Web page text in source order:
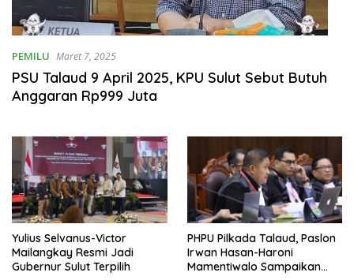
PEMILU Maret 7, 2025
PSU Talaud 9 April 2025, KPU Sulut Sebut Butuh
Anggaran Rp999 Juta
Yulius Selvanus-Victor
Mailangkay Resmi Jadi
Gubernur Sulut Terpilih
PHPU Pilkada Talaud, Paslon
Irwan Hasan-Haroni
Mamentiwalo Sampaikan